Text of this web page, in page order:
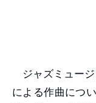
ジャズミュージ
による作曲につ